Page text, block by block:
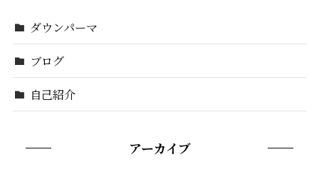
ダウンパーマ
ブログ
自己紹介
アーカイブ